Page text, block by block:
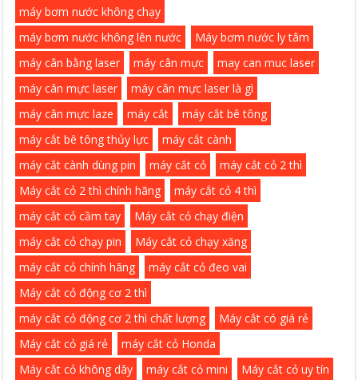
máy bơm nước không chạy
máy bơm nước không lên nước
Máy bơm nước ly tâm
máy cân bằng laser
máy cân mực
may can muc laser
máy cân mực laser
máy cân mực laser là gì
máy cân mực laze
máy cắt
máy cắt bê tông
máy cắt bê tông thủy lực
máy cắt cành
máy cắt cành dùng pin
máy cắt cỏ
máy cắt cỏ 2 thì
Máy cắt cỏ 2 thì chính hãng
máy cắt cỏ 4 thì
máy cắt cỏ cầm tay
Máy cắt cỏ chạy điện
máy cắt cỏ chạy pin
Máy cắt cỏ chạy xăng
máy cắt cỏ chính hãng
máy cắt cỏ đeo vai
Máy cắt cỏ động cơ 2 thì
máy cắt cỏ động cơ 2 thì chất lượng
Máy cắt có giá rẻ
Máy cắt cỏ giá rẻ
máy cắt cỏ Honda
Máy cắt cỏ không dây
máy cắt cỏ mini
Máy cắt cỏ uy tín